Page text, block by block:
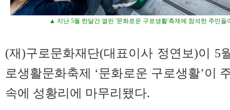
▲ 지난 5월 한달간 열린 '문화로운 구로생활'축제에 참석한 주민들
(재)구로문화재단(대표이사 정연보)이 5
로생활문화축제 ‘문화로운 구로생활’이
속에 성황리에 마무리됐다.